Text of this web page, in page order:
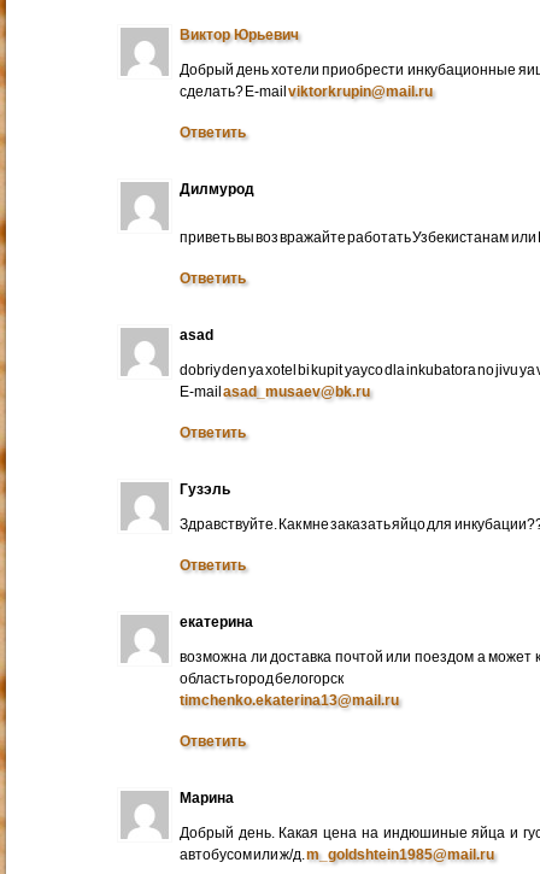
Виктор Юрьевич
Добрый день хотели приобрести инкубационные
сделать? E-mailviktorkrupin@mail.ru
Ответить
Дилмурод
приветь вы воз вражайте работать Узбекистанам
Ответить
asad
dobriy den ya xotel bi kupit yayco dla inkubatora no jivu ya
E-mailasad_musaev@bk.ru
Ответить
Гузэль
Здравствуйте. Как мне заказать яйцо для
Ответить
екатерина
возможна ли доставка почтой или поездом а
область город белогорск
timchenko.ekaterina13@mail.ru
Ответить
Марина
Добрый день. Какая цена на индюшиные яйца и
автобусом или ж/д.m_goldshtein1985@mail.ru